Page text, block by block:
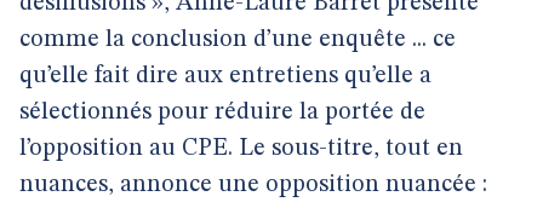
comme la conclusion d’une enquête ... ce
qu’elle fait dire aux entretiens qu’elle a
sélectionnés pour réduire la portée de
l’opposition au CPE. Le sous-titre, tout en
nuances, annonce une opposition nuancée :